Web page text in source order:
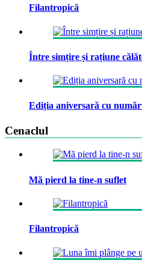
Filantropică
Între simțire și rațiune
Ediția aniversară cu
Cenaclul
Mă pierd la tine-n suflet
Filantropică